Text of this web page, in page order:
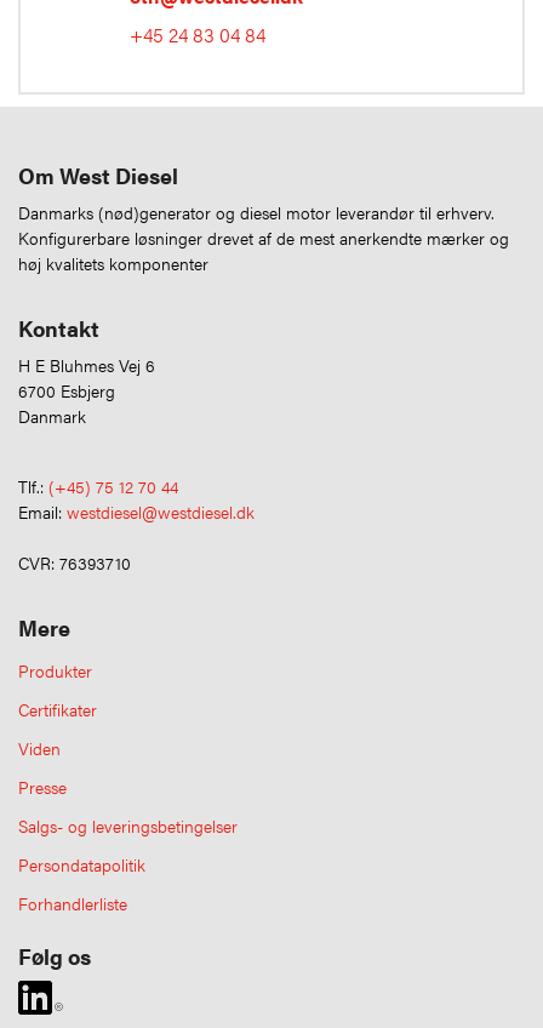
+45 24 83 04 84
Om West Diesel
Danmarks (nød)generator og diesel motor leverandør til erhverv.
Konfigurerbare løsninger drevet af de mest anerkendte mærker og
høj kvalitets komponenter
Kontakt
H E Bluhmes Vej 6
6700 Esbjerg
Danmark
Tlf.: (+45) 75 12 70 44
Email: westdiesel@westdiesel.dk
CVR: 76393710
Mere
Produkter
Certifikater
Viden
Presse
Salgs- og leveringsbetingelser
Persondatapolitik
Forhandlerliste
Følg os